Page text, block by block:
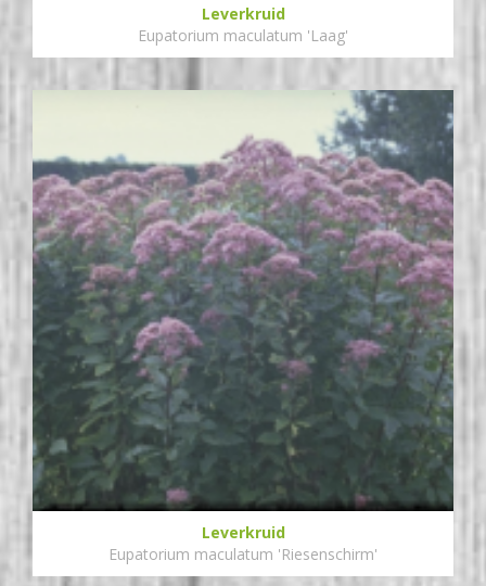
Leverkruid
Eupatorium maculatum 'Laag'
Leverkruid
Eupatorium maculatum 'Riesenschirm'